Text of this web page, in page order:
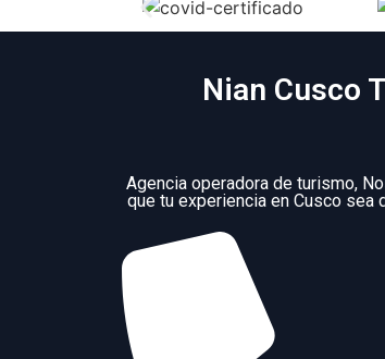
Nian Cusco
Agencia operadora de turismo,
que tu experiencia en Cusco sea